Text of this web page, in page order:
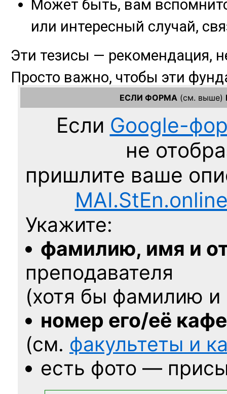
ЕСЛИ ФОРМА (см. выше)
Если Google-
не
пришлите ваше
Укажите:
фамилию, имя и
преподавателя
(хотя бы фамилию
номер его/её
(см. факультеты и
есть фото —